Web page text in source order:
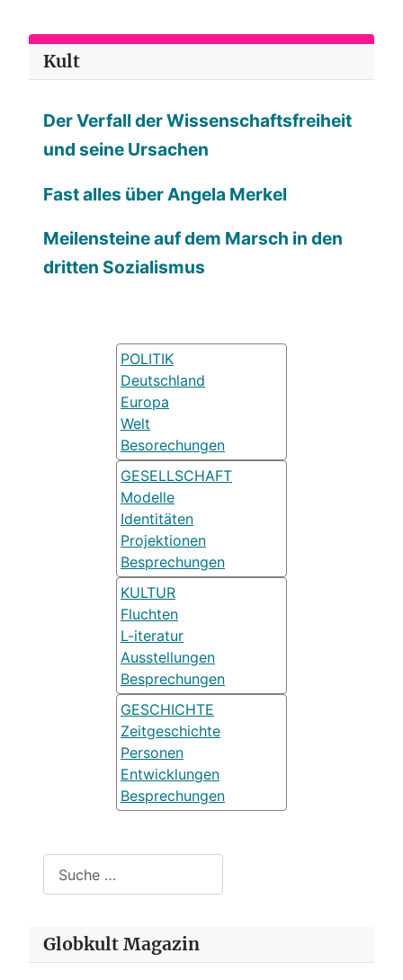
Kult
Der Verfall der Wissenschaftsfreiheit
und seine Ursachen
Fast alles über Angela Merkel
Meilensteine auf dem Marsch in den
dritten Sozialismus
POLITIK
Deutschland
Europa
Welt
Besorechungen
GESELLSCHAFT
Modelle
Identitäten
Projektionen
Besprechungen
KULTUR
Fluchten
L-iteratur
Ausstellungen
Besprechungen
GESCHICHTE
Zeitgeschichte
Personen
Entwicklungen
Besprechungen
Globkult Magazin